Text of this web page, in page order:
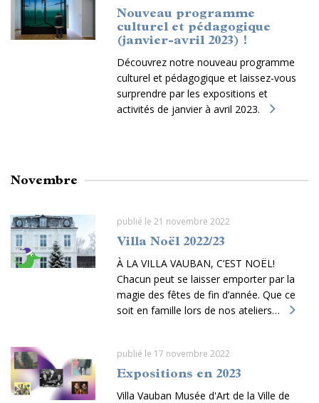
Nouveau programme
culturel et pédagogique
(janvier-avril 2023) !
Découvrez notre nouveau programme
culturel et pédagogique et laissez-vous
surprendre par les expositions et
activités de janvier à avril 2023.
Novembre
publié le 21 novembre 2022
Villa Noël 2022/23
À LA VILLA VAUBAN, C’EST NOËL!
Chacun peut se laisser emporter par la
magie des fêtes de fin d’année. Que ce
soit en famille lors de nos ateliers…
publié le 17 novembre 2022
Expositions en 2023
Villa Vauban Musée d'Art de la Ville de